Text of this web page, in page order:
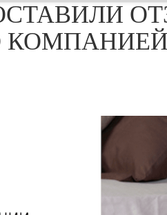
ОСТАВИЛИ
КОМПАНИЕЙ